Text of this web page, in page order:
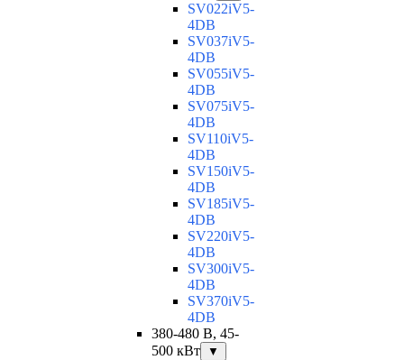
SV022iV5-
4DB
SV037iV5-
4DB
SV055iV5-
4DB
SV075iV5-
4DB
SV110iV5-
4DB
SV150iV5-
4DB
SV185iV5-
4DB
SV220iV5-
4DB
SV300iV5-
4DB
SV370iV5-
4DB
380-480 В, 45-
500 кВт
▼